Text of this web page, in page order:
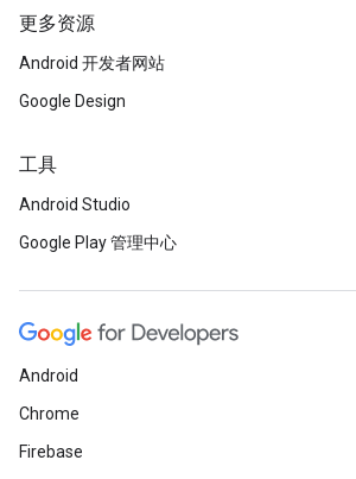
更多资源
Android 开发者网站
Google Design
工具
Android Studio
Google Play 管理中心
Android
Chrome
Firebase